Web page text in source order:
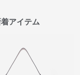
アイテム